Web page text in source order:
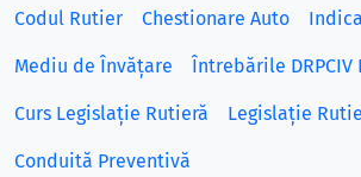
Codul Rutier Chestionare Auto
Mediu de Învățare Întrebările DRPCIV
Curs Legislație Rutieră Legislație
Conduită Preventivă